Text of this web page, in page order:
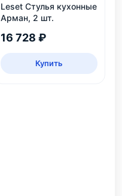
Leset Стулья кухонные
Арман, 2 шт.
16 728 ₽
Купить